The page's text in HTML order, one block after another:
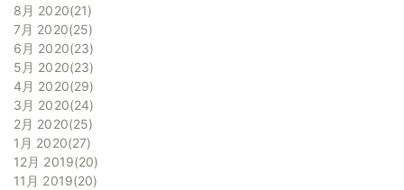
8月 2020 21
7月 2020 25
6月 2020 23
5月 2020 23
4月 2020 29
3月 2020 24
2月 2020 25
1月 2020 27
12月 2019 20
11月 2019 20